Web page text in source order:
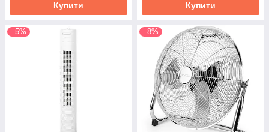
Купити Купити
–5% –8%